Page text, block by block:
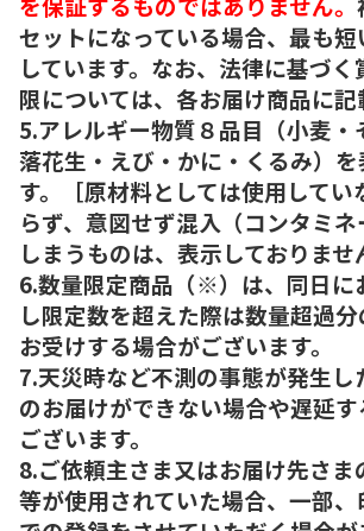
セットになっている場合、最も
しています。なお、法律に基づ
限については、各お届け商品に記
5.アレルギー物質８品目（小麦・
落花生・えび・かに・くるみ）を
す。［原材料としては使用してい
らず、意図せず混入（コンタミ
しまうものは、表示しておりませ
6.数量限定商品（※）は、同日に
し限定数を超えた際は数量超過
お受けする場合がございます。
7.天災時など不測の事態が発生し
のお届けができない場合や遅延
ございます。
8.ご依頼主さま又はお届け先さま
等が使用されていた場合、一部